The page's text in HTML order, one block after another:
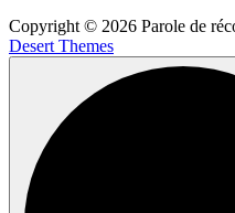
Copyright © 2026 Parole de
Desert Themes